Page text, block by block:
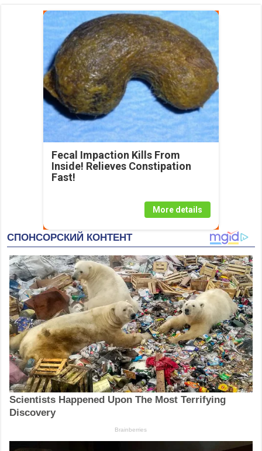
Fecal Impaction Kills From
Inside! Relieves Constipation
Fast!
More details